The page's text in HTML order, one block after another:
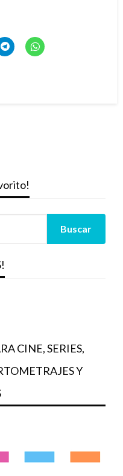
CINE, SERIES,
Y